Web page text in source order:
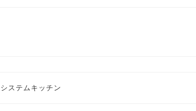
システムキッチン